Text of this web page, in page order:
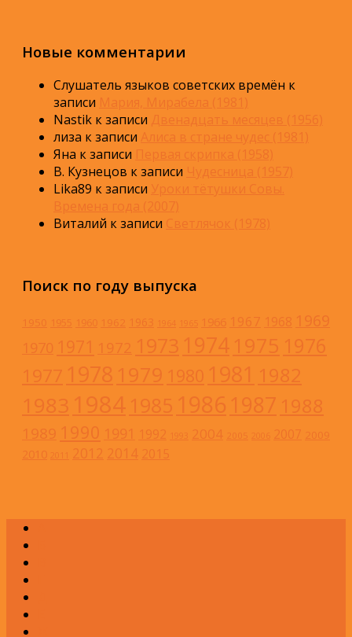
Новые комментарии
Слушатель языков советских времён к
записи Мария, Мирабела (1981)
Nastik к записи Двенадцать месяцев (1956)
лиза к записи Алиса в стране чудес (1981)
Яна к записи Первая скрипка (1958)
В. Кузнецов к записи Чудесница (1957)
Lika89 к записи Уроки тётушки Совы.
Времена года (2007)
Виталий к записи Светлячок (1978)
Поиск по году выпуска
1950 1955 1960 1962 1963 1964 1965 1966 1967 1968 1969
1970 1971 1972 1973 1974 1975 1976
1977 1978 1979 1980 1981 1982
1983 1984 1985 1986 1987 1988
1989 1990 1991 1992 1993 2004 2005 2006 2007 2009
2010 2011 2012 2014 2015